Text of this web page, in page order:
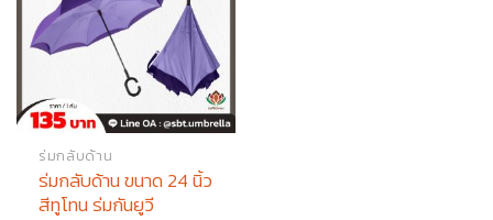
ร่มกลับด้าน
ร่มกลับด้าน ขนาด 24 นิ้ว
สีทูโทน ร่มกันยูวี